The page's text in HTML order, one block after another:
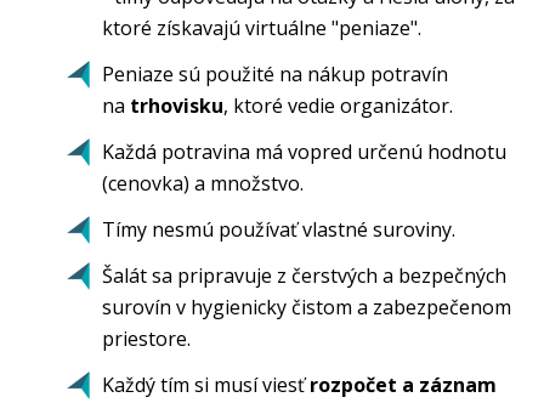
ktoré získavajú virtuálne "peniaze".
Peniaze sú použité na nákup potravín
na trhovisku, ktoré vedie organizátor.
Každá potravina má vopred určenú hodnotu
(cenovka) a množstvo.
Tímy nesmú používať vlastné suroviny.
Šalát sa pripravuje z čerstvých a bezpečných
surovín v hygienicky čistom a zabezpečenom
priestore.
Každý tím si musí viesťrozpočet a záznam